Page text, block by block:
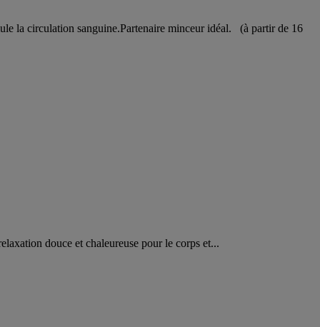
la circulation sanguine.Partenaire minceur idéal. (à partir de 16
douce et chaleureuse pour le corps et...